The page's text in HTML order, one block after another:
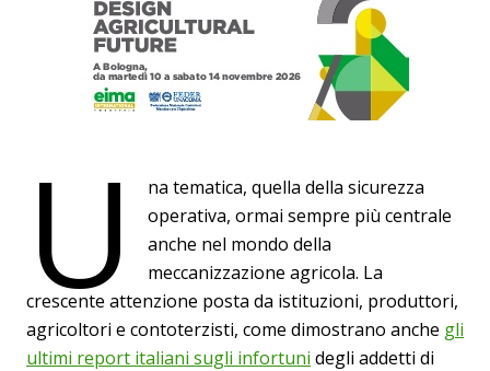
U
na tematica, quella della sicurezza
operativa, ormai sempre più centrale
anche nel mondo della
meccanizzazione agricola. La
crescente attenzione posta da istituzioni, produttori,
agricoltori e contoterzisti, come dimostrano anche gli
ultimi report italiani sugli infortuni degli addetti di